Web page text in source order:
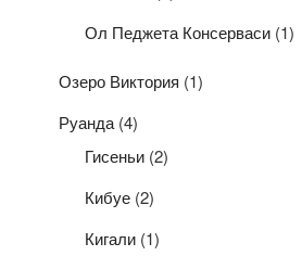
Ол Педжета Консерваси (1)
Озеро Виктория (1)
Руанда (4)
Гисеньи (2)
Кибуе (2)
Кигали (1)